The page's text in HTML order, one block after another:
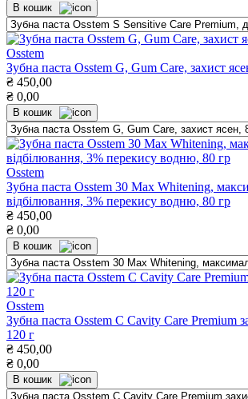
В кошик
Osstem
Зубна паста Osstem G, Gum Care, захист
₴ 450,00
₴ 0,00
В кошик
Osstem
Зубна паста Osstem 30 Max Whitening,
відбілювання, 3% перекису водню, 80 гр
₴ 450,00
₴ 0,00
В кошик
Osstem
Зубна паста Osstem С Cavity Care Premium
120 г
₴ 450,00
₴ 0,00
В кошик